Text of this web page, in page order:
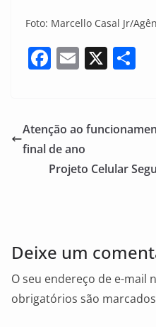
Foto: Marcello Casal Jr/
F
e
b
o
E
l
X
e
Atenção ao
final de ano
Projeto Celular
Deixe um
O seu endereço de e-mail
obrigatórios são